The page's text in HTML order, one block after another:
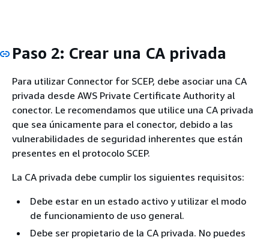
Paso 2: Crear una CA privada
Para utilizar Connector for SCEP, debe asociar una CA
privada desde AWS Private Certificate Authority al
conector. Le recomendamos que utilice una CA privada
que sea únicamente para el conector, debido a las
vulnerabilidades de seguridad inherentes que están
presentes en el protocolo SCEP.
La CA privada debe cumplir los siguientes requisitos:
Debe estar en un estado activo y utilizar el modo
de funcionamiento de uso general.
Debe ser propietario de la CA privada. No puedes